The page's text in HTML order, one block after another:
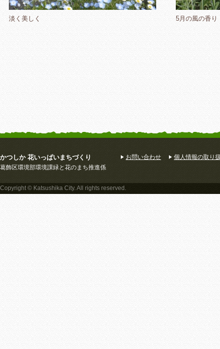
淡く美しく 5月の風の香り
かつしか 花いっぱいまちづくり
葛飾区環境部環境課緑と花のまち推進係
お問い合わせ 個人情報の取り
Copyright © Katsushika City. All rights reserved.